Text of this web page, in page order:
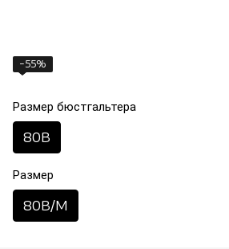
−55%
Размер бюстгальтера
80B
Размер
80B/M